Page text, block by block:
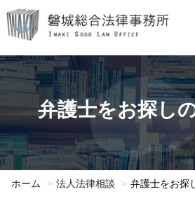
ン
ン
ツ
キ
ッ
プ
弁護士をお探し
ホーム 法人法律相談 弁護士をお探